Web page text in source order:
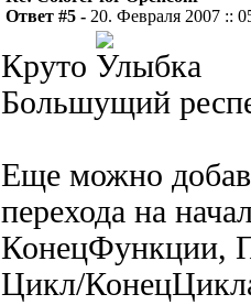
Ответ #5 - 20. Февраля 2007 ::
Круто
Большущий
Еще можно
перехода на
КонецФункции,
Цикл/